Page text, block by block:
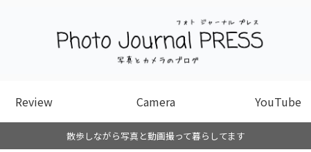
Review Camera YouTube
散歩しながら写真と動画撮って暮らしてます